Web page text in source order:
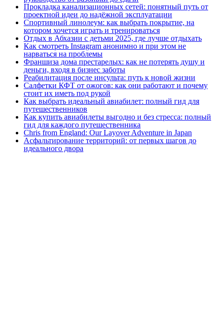
Прокладка канализационных сетей: понятный путь от
проектной идеи до надёжной эксплуатации
Спортивный линолеум: как выбрать покрытие, на
котором хочется играть и тренироваться
Отдых в Абхазии с детьми 2025, где лучше отдыхать
Как смотреть Instagram анонимно и при этом не
нарваться на проблемы
Франшиза дома престарелых: как не потерять душу и
деньги, входя в бизнес заботы
Реабилитация после инсульта: путь к новой жизни
Салфетки КФТ от ожогов: как они работают и почему
стоит их иметь под рукой
Как выбрать идеальный авиабилет: полный гид для
путешественников
Как купить авиабилеты выгодно и без стресса: полный
гид для каждого путешественника
Chris from England: Our Layover Adventure in Japan
Асфальтирование территорий: от первых шагов до
идеального двора